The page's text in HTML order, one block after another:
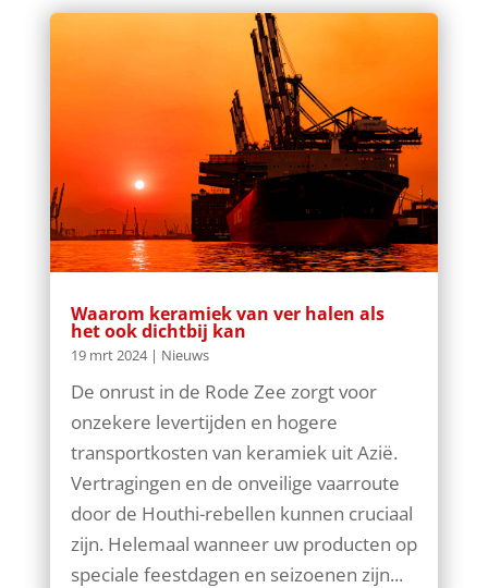
Waarom keramiek van ver halen als
het ook dichtbij kan
19 mrt 2024| Nieuws
De onrust in de Rode Zee zorgt voor
onzekere levertijden en hogere
transportkosten van keramiek uit Azië.
Vertragingen en de onveilige vaarroute
door de Houthi-rebellen kunnen cruciaal
zijn. Helemaal wanneer uw producten op
speciale feestdagen en seizoenen zijn...